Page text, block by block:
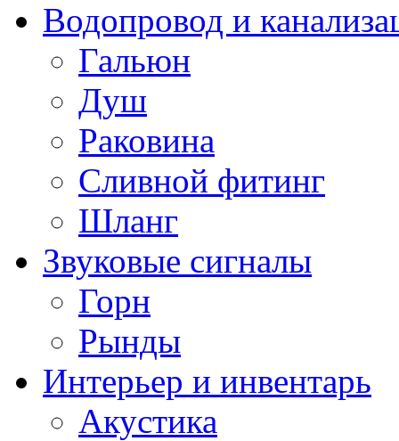
Водопровод и
Гальюн
Душ
Раковина
Сливной фитинг
Шланг
Звуковые сигналы
Горн
Рынды
Интерьер и инвентарь
Акустика